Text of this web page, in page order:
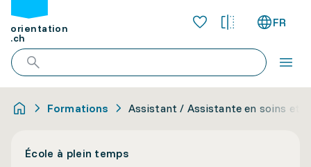
orientation
.ch
FR
Formations Assistant / Assistante en soins et
École à plein temps